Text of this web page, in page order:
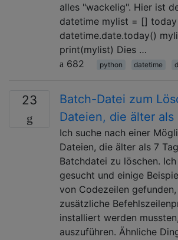
alles "wackelig". Hier ist
datetime mylist = []
datetime.date.today()
print(mylist) Dies …
682
python datetime
23
Batch-Datei zum
Dateien, die älter als
Ich suche nach einer
Dateien, die älter als 7
Batchdatei zu löschen.
gesucht und einige
von Codezeilen
zusätzliche
installiert werden
auszuführen. Ähnliche